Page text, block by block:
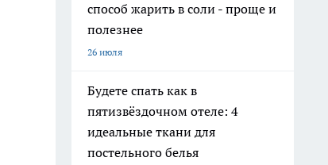
способ жарить в соли - проще и
полезнее
26 июля
Будете спать как в
пятизвёздочном отеле: 4
идеальные ткани для
постельного белья